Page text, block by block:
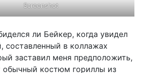
Screenshot
ли Бейкер, когда увидел
составленный в коллажах
заставил меня предположить,
обычный костюм гориллы из